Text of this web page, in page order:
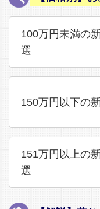
100万円未満の
選
150万円以下の
151万円以上の
選